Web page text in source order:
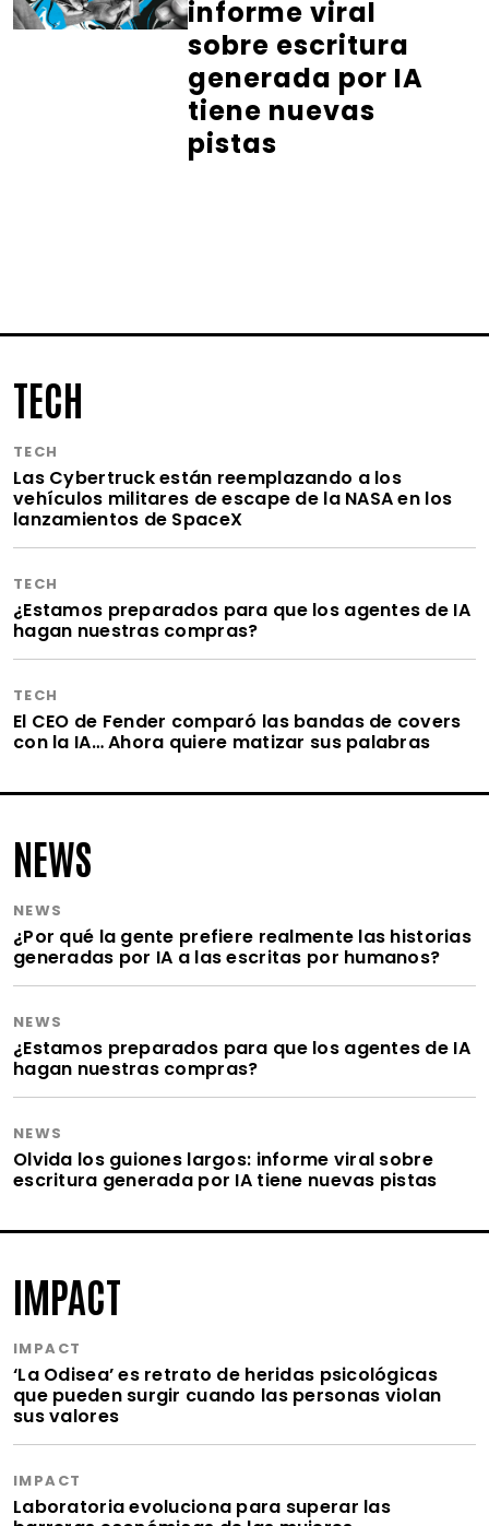
informe viral
sobre escritura
generada por IA
tiene nuevas
pistas
TECH
TECH
Las Cybertruck están reemplazando a los
vehículos militares de escape de la NASA en los
lanzamientos de SpaceX
TECH
¿Estamos preparados para que los agentes de IA
hagan nuestras compras?
TECH
El CEO de Fender comparó las bandas de covers
con la IA… Ahora quiere matizar sus palabras
NEWS
NEWS
¿Por qué la gente prefiere realmente las historias
generadas por IA a las escritas por humanos?
NEWS
¿Estamos preparados para que los agentes de IA
hagan nuestras compras?
NEWS
Olvida los guiones largos: informe viral sobre
escritura generada por IA tiene nuevas pistas
IMPACT
IMPACT
‘La Odisea’ es retrato de heridas psicológicas
que pueden surgir cuando las personas violan
sus valores
IMPACT
Laboratoria evoluciona para superar las